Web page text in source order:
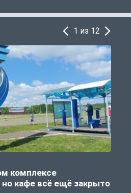
1 из 12
комплексе
кафе всё ещё закрыто